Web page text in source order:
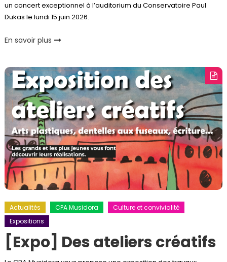
un concert exceptionnel à l’auditorium du Conservatoire Paul
Dukas le lundi 15 juin 2026.
En savoir plus
Actualités CPA Musidora
Culture et convivialité
Expositions
[Expo] Des ateliers créatifs